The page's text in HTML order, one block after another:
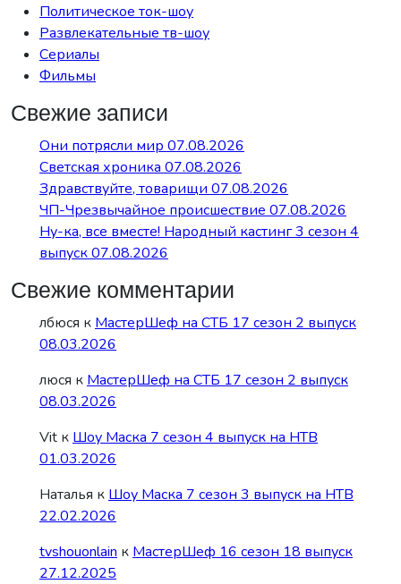
Политическое ток-шоу
Развлекательные тв-шоу
Сериалы
Фильмы
Свежие записи
Они потрясли мир 07.08.2026
Светская хроника 07.08.2026
Здравствуйте, товарищи 07.08.2026
ЧП-Чрезвычайное происшествие 07.08.2026
Ну-ка, все вместе! Народный кастинг 3 сезон 4
выпуск 07.08.2026
Свежие комментарии
лбюся к МастерШеф на СТБ 17 сезон 2 выпуск
08.03.2026
люся к МастерШеф на СТБ 17 сезон 2 выпуск
08.03.2026
Vit к Шоу Маска 7 сезон 4 выпуск на НТВ
01.03.2026
Наталья к Шоу Маска 7 сезон 3 выпуск на НТВ
22.02.2026
tvshouonlain к МастерШеф 16 сезон 18 выпуск
27.12.2025